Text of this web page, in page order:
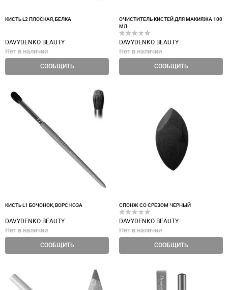
КИСТЬ L2 ПЛОСКАЯ, БЕЛКА
DAVYDENKO BEAUTY
Нет в наличии
СООБЩИТЬ
ОЧИСТИТЕЛЬ КИСТЕЙ ДЛЯ МАКИЯЖА 100
МЛ
DAVYDENKO BEAUTY
Нет в наличии
СООБЩИТЬ
КИСТЬ L1 БОЧОНОК, ВОРС КОЗА
DAVYDENKO BEAUTY
Нет в наличии
СООБЩИТЬ
СПОНЖ СО СРЕЗОМ ЧЕРНЫЙ
DAVYDENKO BEAUTY
Нет в наличии
СООБЩИТЬ